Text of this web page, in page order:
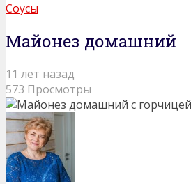
Соусы
Майонез домашний
11 лет назад
573 Просмотры